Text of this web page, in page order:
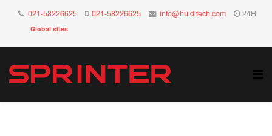
021-58226625 021-58226625 info@huiditech.com 24H
Global sites